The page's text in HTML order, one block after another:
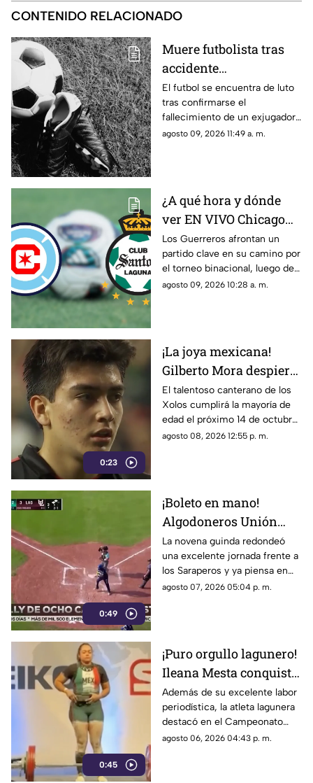
CONTENIDO RELACIONADO
Muere futbolista tras
accidente
automovilístico junto a
su esposa
El futbol se encuentra de luto
tras confirmarse el
fallecimiento de un exjugador
que tuvo paso por importantes
agosto 09, 2026 11:49 a. m.
¿A qué hora y dónde
ver EN VIVO Chicago
Fire vs Santos Laguna
en la Leagues Cup
2026?
Los Guerreros afrontan un
partido clave en su camino por
el torneo binacional, luego de
un debut que los dejó con
agosto 09, 2026 10:28 a. m.
0:23
¡La joya mexicana!
Gilberto Mora despierta
fuerte interés del PSG
de Francia
El talentoso canterano de los
Xolos cumplirá la mayoría de
edad el próximo 14 de octubre,
fecha en la que podría
agosto 08, 2026 12:55 p. m.
0:49
¡Boleto en mano!
Algodoneros Unión
Laguna amarra su pase
directo a los playoffs
La novena guinda redondeó
una excelente jornada frente a
los Saraperos y ya piensa en
los emocionantes duelos de la
agosto 07, 2026 05:04 p. m.
0:45
¡Puro orgullo lagunero!
Ileana Mesta conquista
cuatro medallas de
Powerlifting en Canadá
Además de su excelente labor
periodística, la atleta lagunera
destacó en el Campeonato
Regional de Norteamérica al
agosto 06, 2026 04:43 p. m.